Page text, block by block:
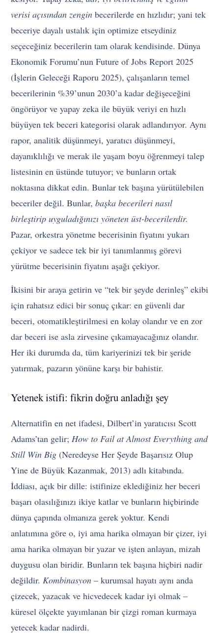
verisi açısından zengin becerilerde en hızlıdır; yani tek
beceriye dayalı ustalık için optimize etseydiniz
seçeceğiniz becerilerin tam olarak kendisinde. Dünya
Ekonomik Forumu’nun Future of Jobs Report 2025
(İşlerin Geleceği Raporu 2025), çalışanların temel
becerilerinin %39’unun 2030’a kadar değişeceğini
öngörüyor ve yapay zeka ile büyük veriyi en hızlı
büyüyen tek beceri kategorisi olarak adlandırıyor. Aynı
rapor, analitik düşünmeyi, yaratıcı düşünmeyi,
dayanıklılığı ve merak ile yaşam boyu öğrenmeyi talep
listesinin en üstünde tutuyor; ve bunların ortak
noktasına dikkat edin. Bunlar tek başına yürütülebilen
beceriler değil. Bunlar,başka becerileri nasıl
birleştirip uyguladığınızı yöneten üst-becerilerdir.
Pazar, orkestra yönetme becerisinin fiyatını yukarı
çekiyor ve sadece tek bir iyi tanımlanmış görevi
yürütme becerisinin fiyatını aşağı çekiyor.
İkisini bir araya getirin ve “tek bir şeyde derinleş” ekibi
için rahatsız edici bir sonuç çıkar: en güvenli dar
beceri, otomatikleştirilmesi en kolay olandır ve en zor
dar beceri ise asla zirvesine çıkamayacağınız olandır.
Her iki durumda da, tüm kariyerinizi tek bir şeride
yatırmak, pazarın yönüne karşı bir bahistir.
Yetenek istifi: fikrin doğru anladığı şey
Alternatifin en net ifadesi, Dilbert’in yaratıcısı Scott
Adams’tan gelir;How to Fail at Almost Everything and
Still Win Big (Neredeyse Her Şeyde Başarısız Olup
Yine de Büyük Kazanmak, 2013) adlı kitabında.
İddiası, açık bir dille: istifinize eklediğiniz her beceri
başarı olasılığınızı ikiye katlar ve bunların hiçbirinde
dünya çapında olmanıza gerek yoktur. Kendi
anlatımına göre o, iyi ama harika olmayan bir çizer, iyi
ama harika olmayan bir yazar ve işten anlayan, mizah
duygusu olan biridir. Bunların tek başına hiçbiri nadir
değildir.Kombinasyon – kurumsal hayatı aynı anda
çizecek, yazacak ve hicvedecek kadar iyi olmak –
küresel ölçekte yayımlanan bir çizgi roman kurmaya
yetecek kadar nadirdi.